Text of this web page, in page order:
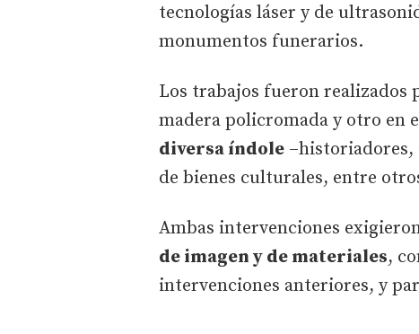
tecnologías láser y de
monumentos funerarios.
Los trabajos fueron realizados
madera policromada y otro en
diversa índole
de bienes culturales, entre
Ambas intervenciones
de imagen y de materiales,
intervenciones anteriores, y